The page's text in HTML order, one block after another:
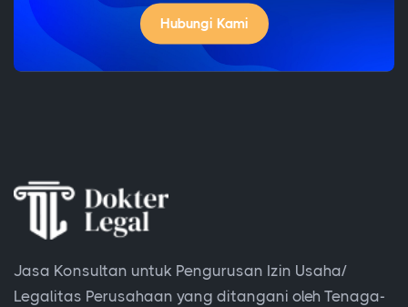
Hubungi Kami
Jasa Konsultan untuk Pengurusan Izin Usaha/
Legalitas Perusahaan yang ditangani oleh Tenaga-